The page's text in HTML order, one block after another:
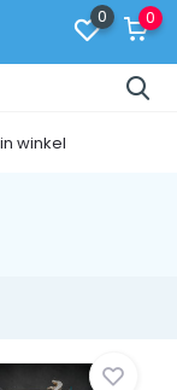
0 0
winkel